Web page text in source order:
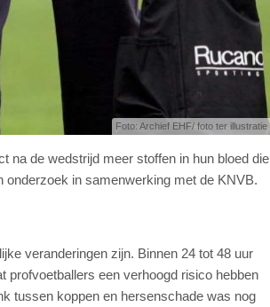
Foto: Archief EHF/ foto ter illustratie
na de wedstrijd meer stoffen in hun bloed die
in samenwerking met de KNVB.
veranderingen zijn. Binnen 24 tot 48 uur
profvoetballers een verhoogd risico hebben
tussen koppen en hersenschade was nog